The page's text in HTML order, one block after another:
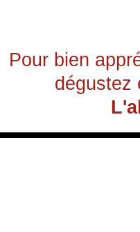
Pour bien
dégustez